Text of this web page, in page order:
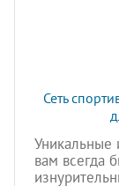
Сеть
Уникальные
вам всегда